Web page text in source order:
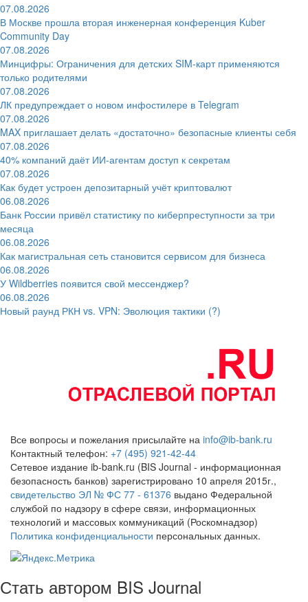
07.08.2026
В Москве прошла вторая инженерная конференция Kuber
Community Day
07.08.2026
Минцифры: Ограничения для детских SIM-карт применяются
только родителями
07.08.2026
ЛК предупреждает о новом инфостилере в Telegram
07.08.2026
MAX приглашает делать «достаточно» безопасные клиенты себя
07.08.2026
40% компаний даёт ИИ‑агентам доступ к секретам
07.08.2026
Как будет устроен депозитарный учёт криптовалют
06.08.2026
Банк России привёл статистику по киберпреступности за три
месяца
06.08.2026
Как магистральная сеть становится сервисом для бизнеса
06.08.2026
У Wildberries появится свой мессенджер?
06.08.2026
Новый раунд РКН vs. VPN: Эволюция тактики (?)
Все вопросы и пожелания присылайте на info@ib-bank.ru
Контактный телефон: +7 (495) 921-42-44
Сетевое издание ib-bank.ru (BIS Journal - информационная
безопасность банков) зарегистрировано 10 апреля 2015г.,
свидетельство ЭЛ № ФС 77 - 61376 выдано Федеральной
службой по надзору в сфере связи, информационных
технологий и массовых коммуникаций (Роскомнадзор)
Политика конфиденциальности персональных данных.
Стать автором BIS Journal